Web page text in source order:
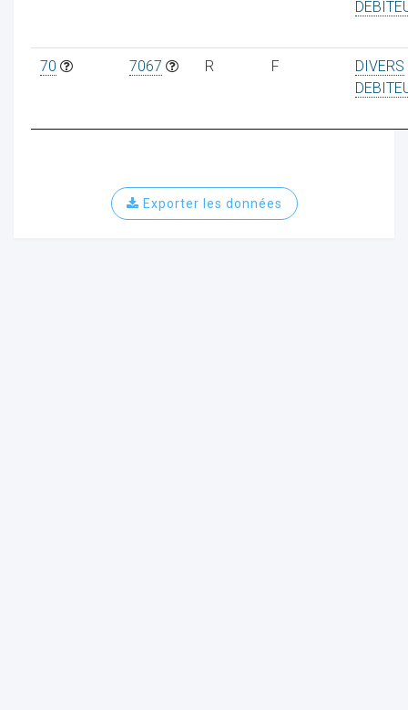
70 7067 R F
DIVERS
Exporter les données